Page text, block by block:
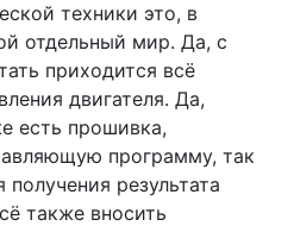
техники это, в
отдельный мир. Да, с
приходится всё
двигателя. Да,
есть прошивка,
программу, так
результата
также вносить